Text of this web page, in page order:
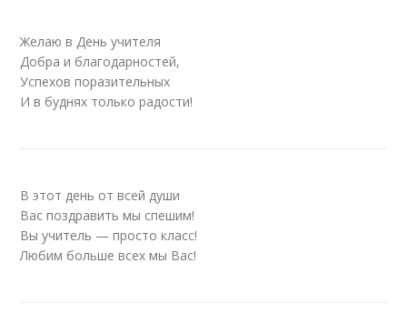
Желаю в День учителя
Добра и благодарностей,
Успехов поразительных
И в буднях только радости!
В этот день от всей души
Вас поздравить мы спешим!
Вы учитель — просто класс!
Любим больше всех мы Вас!